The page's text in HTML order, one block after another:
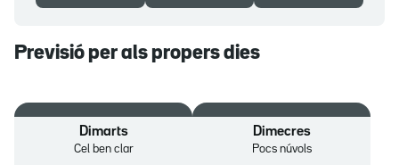
Previsió per als propers dies
Dimarts
Cel ben clar
Dimecres
Pocs núvols